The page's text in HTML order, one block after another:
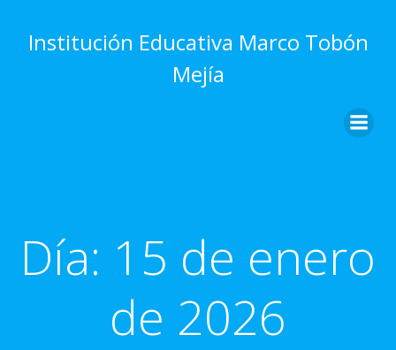
al
contenido
Institución Educativa Marco Tobón
Mejía
Día: 15 de enero
de 2026